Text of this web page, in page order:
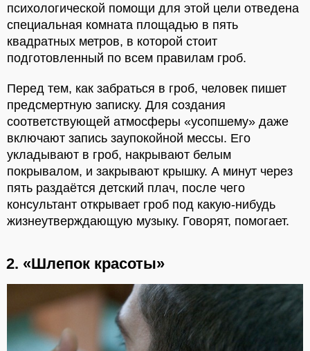
психологической помощи для этой цели отведена
специальная комната площадью в пять
квадратных метров, в которой стоит
подготовленный по всем правилам гроб.
Перед тем, как забраться в гроб, человек пишет
предсмертную записку. Для создания
соответствующей атмосферы «усопшему» даже
включают запись заупокойной мессы. Его
укладывают в гроб, накрывают белым
покрывалом, и закрывают крышку. А минут через
пять раздаётся детский плач, после чего
консультант открывает гроб под какую-нибудь
жизнеутверждающую музыку. Говорят, помогает.
2. «Шлепок красоты»